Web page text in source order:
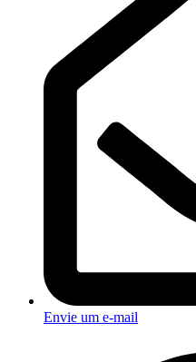
Envie um e-mail